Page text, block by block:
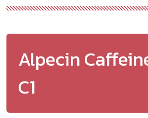
Alpecin
C1